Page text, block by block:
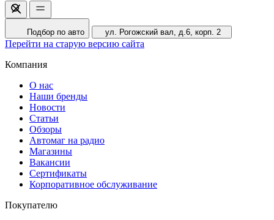
Подбор по авто ул. Рогожский вал, д.6, корп. 2
Перейти на старую версию сайта
Компания
О нас
Наши бренды
Новости
Статьи
Обзоры
Автомаг на радио
Магазины
Вакансии
Сертификаты
Корпоративное обслуживание
Покупателю